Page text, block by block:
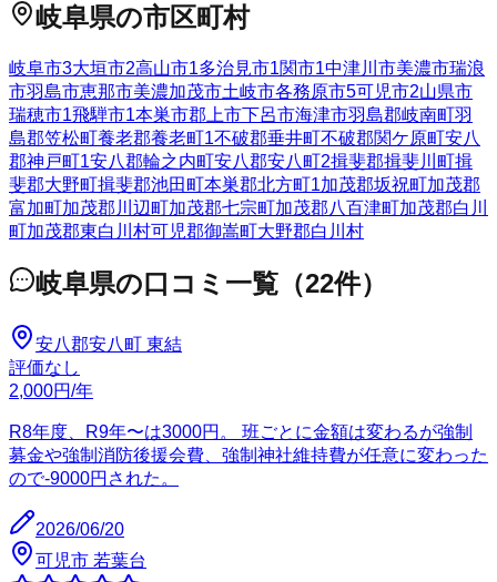
岐阜県の市区町村
岐阜市3大垣市2高山市1多治見市1関市1中津川市美濃市瑞浪
市羽島市恵那市美濃加茂市土岐市各務原市5可児市2山県市
瑞穂市1飛騨市1本巣市郡上市下呂市海津市羽島郡岐南町羽
島郡笠松町養老郡養老町1不破郡垂井町不破郡関ケ原町安八
郡神戸町1安八郡輪之内町安八郡安八町2揖斐郡揖斐川町揖
斐郡大野町揖斐郡池田町本巣郡北方町1加茂郡坂祝町加茂郡
富加町加茂郡川辺町加茂郡七宗町加茂郡八百津町加茂郡白川
町加茂郡東白川村可児郡御嵩町大野郡白川村
岐阜県の口コミ一覧 （22件）
安八郡安八町 東結
評価なし
2,000円/年
R8年度、R9年〜は3000円。 班ごとに金額は変わるが強制
募金や強制消防後援会費、強制神社維持費が任意に変わった
ので-9000円された。
2026/06/20
可児市 若葉台